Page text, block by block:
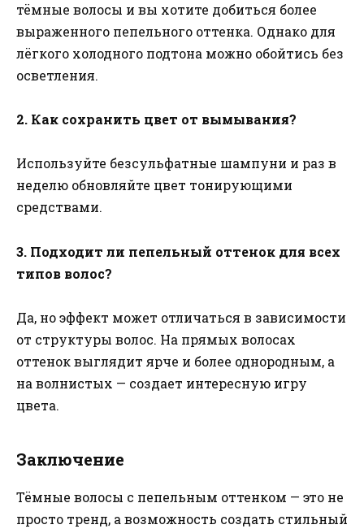
тёмные волосы и вы хотите добиться более
выраженного пепельного оттенка. Однако для
лёгкого холодного подтона можно обойтись без
осветления.
2. Как сохранить цвет от вымывания?
Используйте безсульфатные шампуни и раз в
неделю обновляйте цвет тонирующими
средствами.
3. Подходит ли пепельный оттенок для всех
типов волос?
Да, но эффект может отличаться в зависимости
от структуры волос. На прямых волосах
оттенок выглядит ярче и более однородным, а
на волнистых — создает интересную игру
цвета.
Заключение
Тёмные волосы с пепельным оттенком — это не
просто тренд, а возможность создать стильный